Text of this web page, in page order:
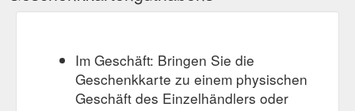
Im Geschäft: Bringen Sie die
Geschenkkarte zu einem physischen
Geschäft des Einzelhändlers oder